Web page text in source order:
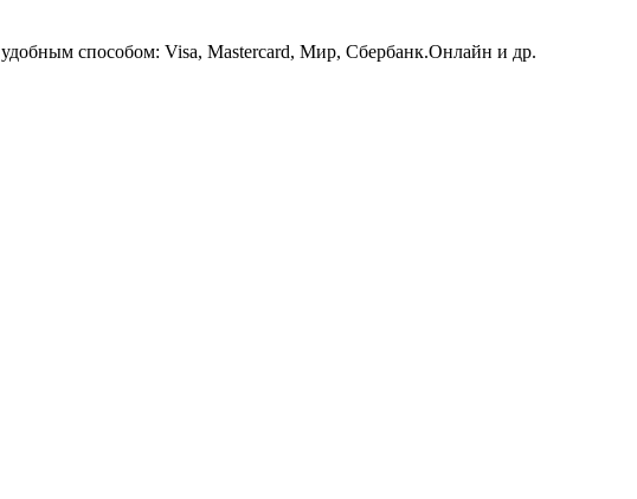
удобным способом: Visa, Mastercard, Мир, Сбербанк.Онлайн и др.